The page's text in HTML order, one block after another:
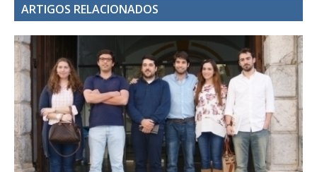
ARTIGOS RELACIONADOS